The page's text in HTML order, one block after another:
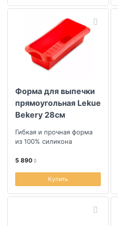
Форма для выпечки
прямоугольная Lekue
Bekery 28см
Гибкая и прочная форма
из 100% силикона
5 890
Купить